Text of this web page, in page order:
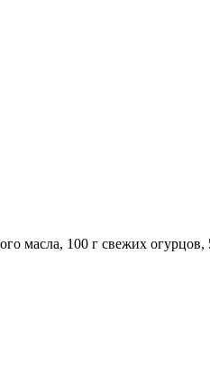
масла, 100 г свежих